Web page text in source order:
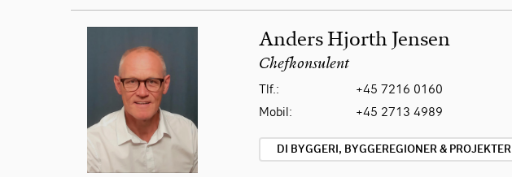
Anders Hjorth Jensen
Chefkonsulent
Tlf.:
+45 7216 0160
Mobil:
+45 2713 4989
DI BYGGERI, BYGGEREGIONER & PROJEKTER